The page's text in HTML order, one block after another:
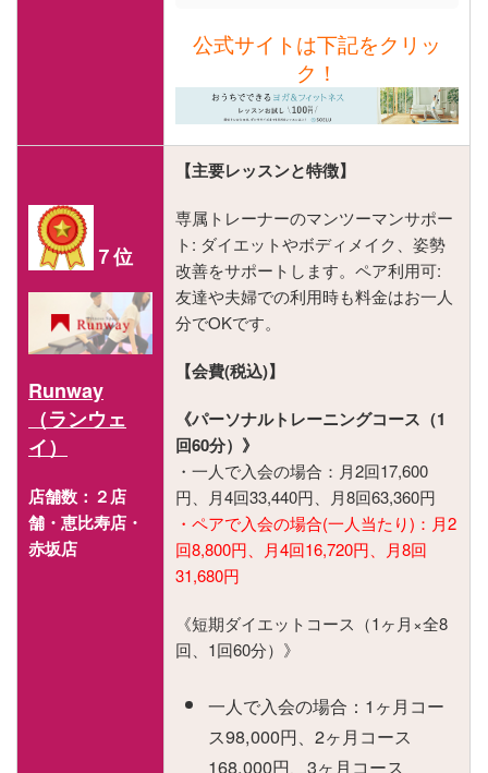
公式サイトは下記をクリッ
ク！
７位
Runway
（ランウェ
イ）
店舗数：２店
舗・恵比寿店・
赤坂店
【主要レッスンと特徴】
専属トレーナーのマンツーマンサポー
ト: ダイエットやボディメイク、姿勢
改善をサポートします。ペア利用可:
友達や夫婦での利用時も料金はお一人
分でOKです。
【会費(税込)】
《パーソナルトレーニングコース（1
回60分）》
・一人で入会の場合：月2回17,600
円、月4回33,440円、月8回63,360円
・ペアで入会の場合(一人当たり)：月2
回8,800円、月4回16,720円、月8回
31,680円
《短期ダイエットコース（1ヶ月×全8
回、1回60分）》
一人で入会の場合：1ヶ月コー
ス98,000円、2ヶ月コース
168,000円、3ヶ月コース